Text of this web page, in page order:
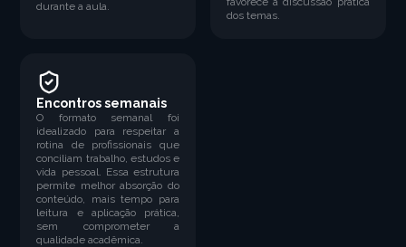
durante a aula.
dos temas.
Encontros semanais
O formato semanal foi
idealizado para respeitar a
rotina de profissionais que
conciliam trabalho, estudos e
vida pessoal. Essa estrutura
permite melhor absorção do
conteúdo, mais tempo para
leitura e aplicação prática,
sem comprometer a
qualidade acadêmica.